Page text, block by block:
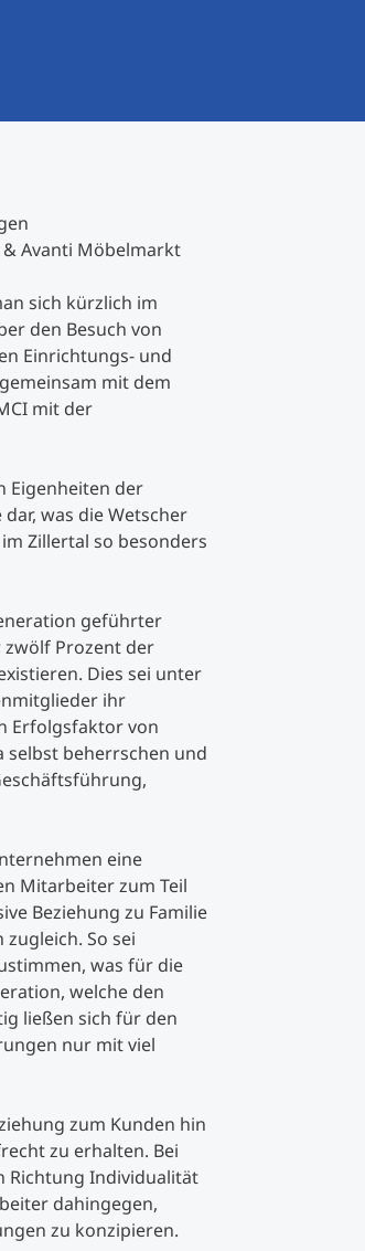
Management-Seminare
Technische Weiterbildung
Maßgeschneiderte Programme
Studienberatung
Executive Education Finder
Avanti Möbelmarkt
sich kürzlich im
den Besuch von
Einrichtungs- und
mit dem
mit der
Eigenheiten der
was die Wetscher
Zillertal so besonders
geführter
zwölf Prozent der
Dies sei unter
ihr
Erfolgsfaktor von
selbst beherrschen und
eine
Mitarbeiter zum Teil
Beziehung zu Familie
So sei
was für die
welche den
ließen sich für den
nur mit viel
zum Kunden hin
zu erhalten. Bei
Richtung Individualität
dahingegen,
zu konzipieren.